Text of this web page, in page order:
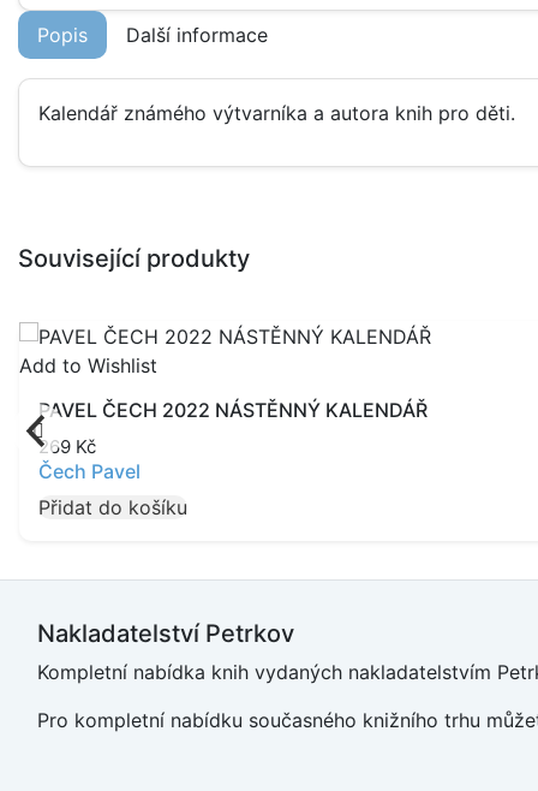
Popis Další informace
Kalendář známého výtvarníka a autora knih pro děti.
Související produkty
Add to Wishlist
PAVEL ČECH 2022 NÁSTĚNNÝ KALENDÁŘ
269 Kč
Čech Pavel
Přidat do košíku
Nakladatelství Petrkov
Kompletní nabídka knih vydaných nakladatelstvím
Pro kompletní nabídku současného knižního trhu